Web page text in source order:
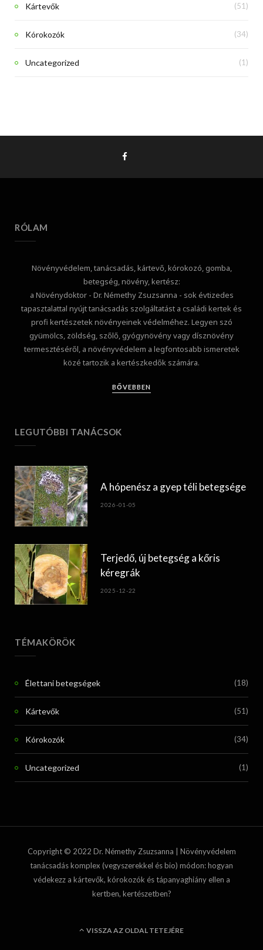
Kártevők (51)
Kórokozók (34)
Uncategorized (1)
RÓLAM
Növényvédelem, tanácsadás, kártevő, kórokozó, gomba,
betegség, növény, kertész:
a Növénydoktor - Dr. Némethy Zsuzsanna - sok évtizedes
tapasztalattal nyújt tanácsadás szolgáltatást a családi kertek és
profi kertészetek növényeinek védelméhez. Legyen szó
gyümölcs, zöldség, szőlő, gyógynövény vagy dísznövény
termesztéséről, a növényvédelem a legfontosabb ismeretek
közé tartozik a kertészkedők számára.
BŐVEBBEN
LEGUTÓBBI TANÁCSOK
A hópenész a gyep téli betegsége
2026-01-05
Terjedő, új betegség a kőris
kéregrák
2025-12-22
TÉMAKÖRÖK
Élettani betegségek (18)
Kártevők (51)
Kórokozók (34)
Uncategorized (1)
Copyright © 2022 Dr. Némethy Zsuzsanna | Növényvédelem
tanácsadás komplex (vegyszerekkel és bio) módon: hogyan
védekezz a kártevők, kórokozók és tápanyaghiány ellen a
kertben, kertészetben?
VISSZA AZ OLDAL TETEJÉRE